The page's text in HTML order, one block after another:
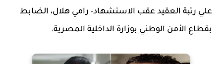
علي رتبة العقيد عقب الاستشهاد- رامي هلال، الضابط
بقطاع الأمن الوطني بوزارة الداخلية المصرية.